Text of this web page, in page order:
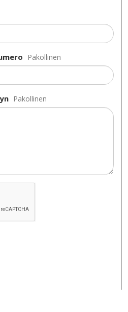
Pakollinen
Pakollinen